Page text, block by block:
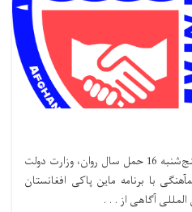
کابل – افغانستان، قراراست فردا پنج‌شنبه 16 حمل سال روان، وزارت دولت
با برنامه ماین پاکی افغانستان
آگاهی از . . .